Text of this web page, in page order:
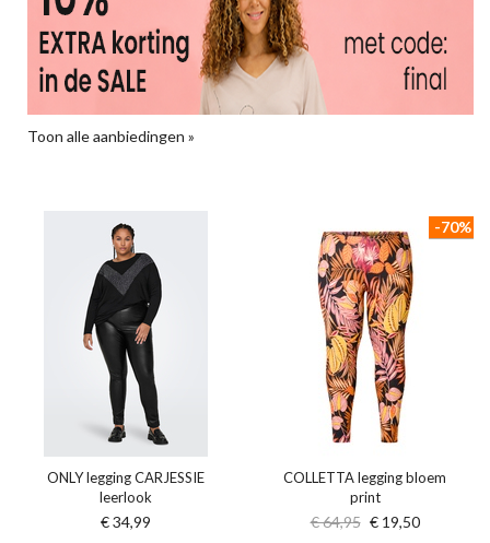
Toon alle aanbiedingen »
ONLY legging CARJESSIE
leerlook
€ 34,99
COLLETTA legging bloem
print
€ 64,95 € 19,50
-70%